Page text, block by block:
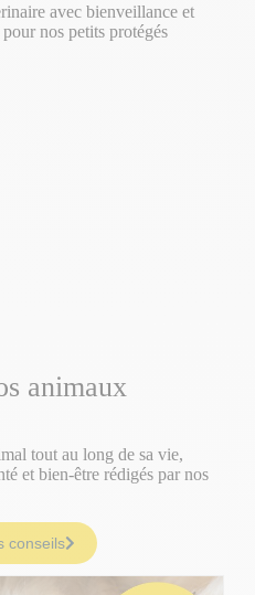
avec bienveillance et
nos petits protégés
animaux
tout au long de sa vie,
et bien-être rédigés par nos
conseils